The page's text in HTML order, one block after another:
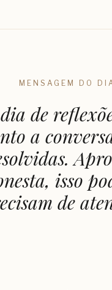
MENSAGEM DO
de
a
isso
de